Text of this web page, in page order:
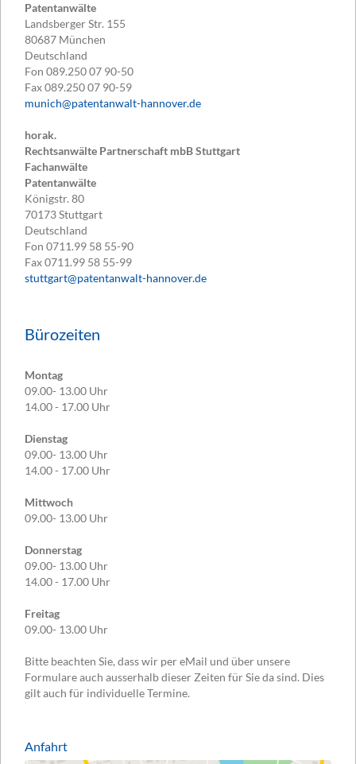
Patentanwälte
Landsberger Str. 155
80687 München
Deutschland
Fon 089.250 07 90-50
Fax089.250 07 90-59
munich@patentanwalt-hannover.de
horak.
Rechtsanwälte Partnerschaft mbB Stuttgart
Fachanwälte
Patentanwälte
Königstr. 80
70173Stuttgart
Deutschland
Fon 0711.99 58 55-90
Fax0711.99 58 55-99
stuttgart@patentanwalt-hannover.de
Bürozeiten
Montag
09.00- 13.00 Uhr
14.00 - 17.00 Uhr
Dienstag
09.00- 13.00 Uhr
14.00 - 17.00 Uhr
Mittwoch
09.00- 13.00 Uhr
Donnerstag
09.00- 13.00 Uhr
14.00 - 17.00 Uhr
Freitag
09.00- 13.00 Uhr
Bitte beachten Sie, dass wir per eMail und über unsere
Formulare auch ausserhalb dieser Zeiten für Sie da sind. Dies
gilt auch für individuelle Termine.
Anfahrt